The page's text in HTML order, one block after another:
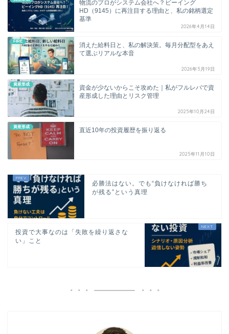
物流のプロがシステム会社へ？ビーイング
HD（9145）に再注目する理由と、私の銘柄選定
基準
2026年4月14日
FIRE
消えた給料日と、私の解決策。毎月分配型をあえ
て選ぶリアルな本音
2026年5月19日
資産形成
資金が少ないからこそ攻めた｜私がフルレバで資
産形成した理由とリスク管理
2025年10月24日
資産形成 直近10年の投資履歴を振り返る
2025年11月10日
必勝法はない。でも“負けなければ勝ち
が残る”という真理
投資で大事なのは「失敗を繰り返さな
い」こと